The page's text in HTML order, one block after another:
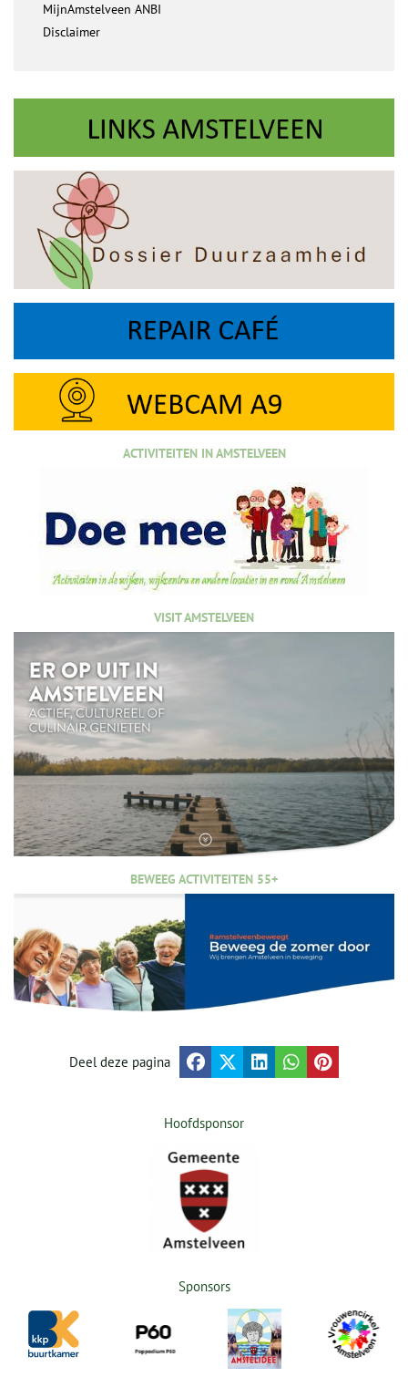
MijnAmstelveen ANBI
Disclaimer
ACTIVITEITEN IN AMSTELVEEN
VISIT AMSTELVEEN
BEWEEG ACTIVITEITEN 55+
Deel deze pagina
Hoofdsponsor
Sponsors